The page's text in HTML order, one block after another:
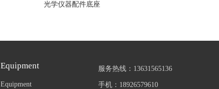
光学仪器配件底座
Equipment
Equipment
服务热线：13631565136
手机：18926579610